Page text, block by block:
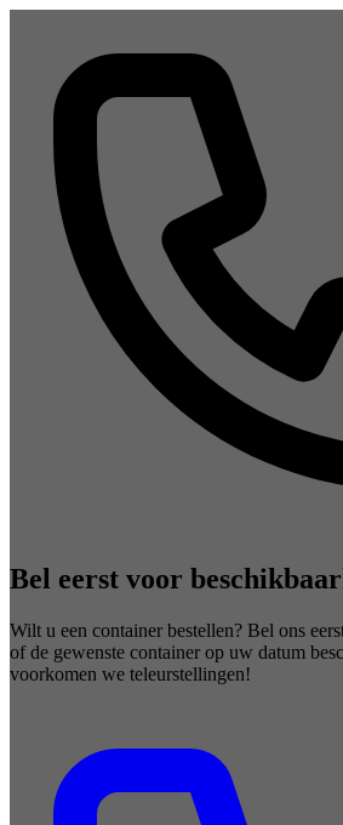
Bel eerst voor
Wilt u een container bestellen? Bel ons
of de gewenste container op uw datum
voorkomen we teleurstellingen!